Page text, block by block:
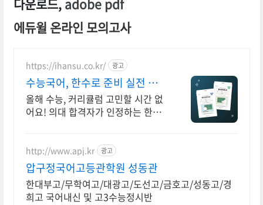
다운로드,adobe pdf
에듀윌 온라인 모의고사
https://ihansu.co.kr/ 광고
수능국어, 한수로 준비 실전 감
각 강화할 타이밍!
올해 수능, 커리큘럼 고민할 시간 없
어요! 의대 합격자가 인정하는 한수
http://www.apj.kr 광고
압구정국어고등관학원 성동관
한대부고/무학여고/대광고/도선고/금호고/성동고/경
희고 국어내신 및 고3수능정시반